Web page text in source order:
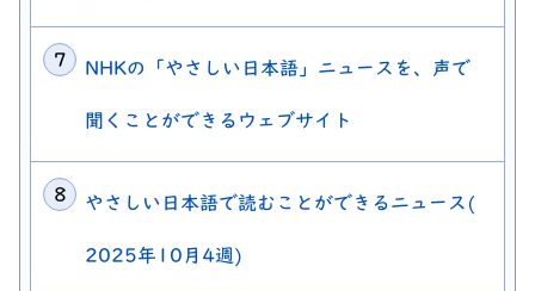
NHKの「やさしい日本語」ニュースを、声で
聞くことができるウェブサイト
やさしい日本語で読むことができるニュース(
2025年10月4週)